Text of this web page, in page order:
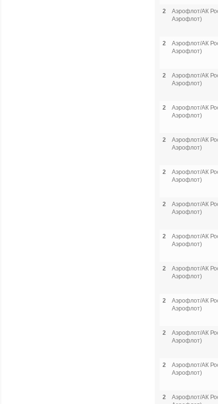
2
Аэрофлот/АК
Аэрофлот)
2
Аэрофлот/АК
Аэрофлот)
2
Аэрофлот/АК
Аэрофлот)
2
Аэрофлот/АК
Аэрофлот)
2
Аэрофлот/АК
Аэрофлот)
2
Аэрофлот/АК
Аэрофлот)
2
Аэрофлот/АК
Аэрофлот)
2
Аэрофлот/АК
Аэрофлот)
2
Аэрофлот/АК
Аэрофлот)
2
Аэрофлот/АК
Аэрофлот)
2
Аэрофлот/АК
Аэрофлот)
2
Аэрофлот/АК
Аэрофлот)
2
Аэрофлот/АК